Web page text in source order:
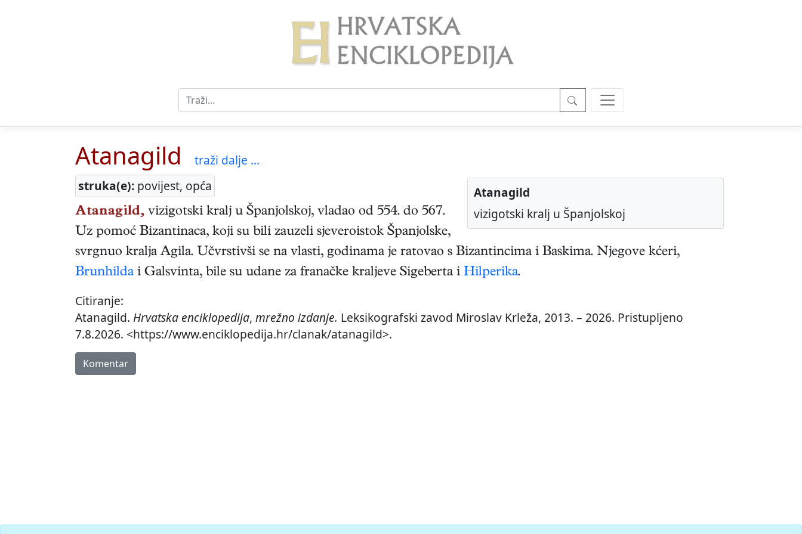
Atanagild
traži dalje ...
struka(e): povijest, opća
Atanagild
vizigotski kralj u Španjolskoj
Atanagild, vizigotski kralj u Španjolskoj, vladao od 554. do 567.
Uz pomoć Bizantinaca, koji su bili zauzeli sjeveroistok Španjolske,
svrgnuo kralja Agila. Učvrstivši se na vlasti, godinama je ratovao s Bizantincima i Baskima. Njegove kćeri,
Brunhilda i Galsvinta, bile su udane za franačke kraljeve Sigeberta i Hilperika.
Citiranje:
Atanagild. Hrvatska enciklopedija, mrežno izdanje. Leksikografski zavod Miroslav Krleža, 2013. – 2026. Pristupljeno
7.8.2026. <https://www.enciklopedija.hr/clanak/atanagild>.
Komentar